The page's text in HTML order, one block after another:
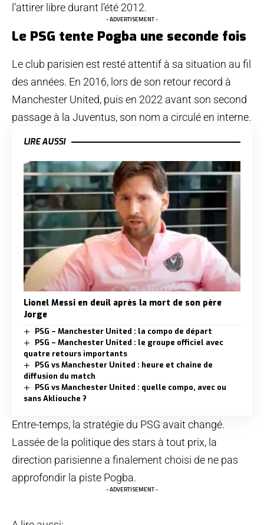
l’attirer libre durant l’été 2012.
- ADVERTISEMENT -
Le PSG tente Pogba une seconde fois
Le club parisien est resté attentif à sa situation au fil
des années. En 2016, lors de son retour record à
Manchester United, puis en 2022 avant son second
passage à la Juventus, son nom a circulé en interne.
LIRE AUSSI
Lionel Messi en deuil après la mort de son père
Jorge
PSG – Manchester United : la compo de départ
PSG – Manchester United : le groupe officiel avec
quatre retours importants
PSG vs Manchester United : heure et chaîne de
diffusion du match
PSG vs Manchester United : quelle compo, avec ou
sans Akliouche ?
Entre-temps, la stratégie du PSG avait changé.
Lassée de la politique des stars à tout prix, la
direction parisienne a finalement choisi de ne pas
approfondir la piste Pogba.
- ADVERTISEMENT -